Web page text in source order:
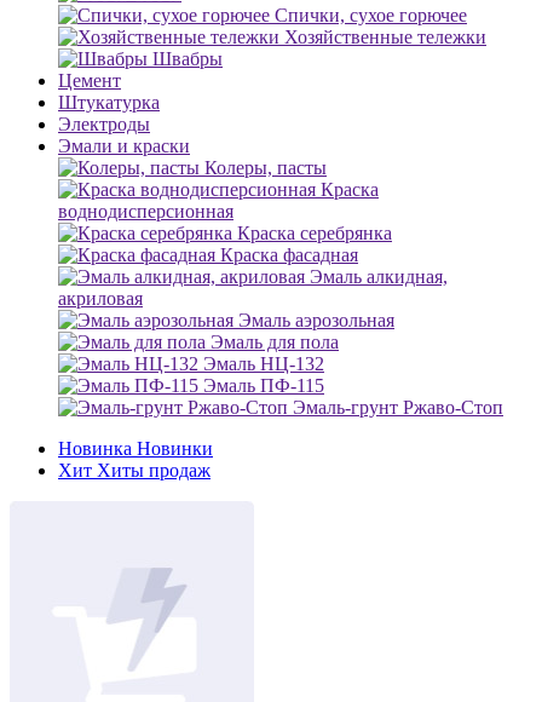
Спички, сухое горючее
Хозяйственные тележки
Швабры
Цемент
Штукатурка
Электроды
Эмали и краски
Колеры, пасты
Краска
воднодисперсионная
Краска серебрянка
Краска фасадная
Эмаль алкидная,
акриловая
Эмаль аэрозольная
Эмаль для пола
Эмаль НЦ-132
Эмаль ПФ-115
Эмаль-грунт Ржаво-Стоп
Новинка Новинки
Хит Хиты продаж